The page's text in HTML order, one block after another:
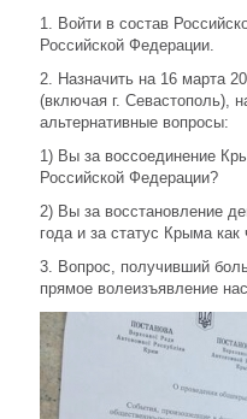
1. Войти в состав
Российской Федерации.
2. Назначить на 16 марта
(включая г. Севастополь),
альтернативные вопросы:
1) Вы за воссоединение
Российской Федерации?
2) Вы за восстановление
года и за статус Крыма как
3. Вопрос, получивший
прямое волеизъявление